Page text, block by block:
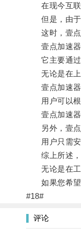
在现今互联
但是，由于
这时，壹点
壹点加速器
它主要通过
无论是在上
壹点加速器
用户可以根
壹点加速器
另外，壹点
用户只需安
综上所述，
无论是在工
如果您希望
#18#
评论